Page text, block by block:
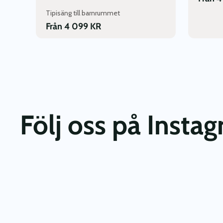
Tipisäng till barnrummet
Från 4 099 KR
Följ oss på